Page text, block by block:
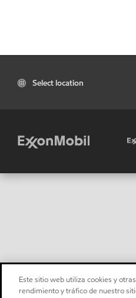
Select location
Este sitio web utiliza cookies y
rendimiento y tráfico de nuestro